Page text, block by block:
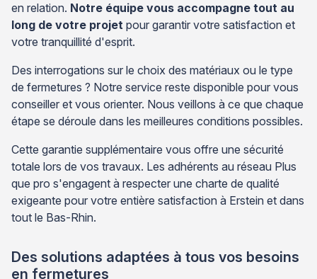
en relation. Notre équipe vous accompagne tout au
long de votre projet pour garantir votre satisfaction et
votre tranquillité d'esprit.
Des interrogations sur le choix des matériaux ou le type
de fermetures ? Notre service reste disponible pour vous
conseiller et vous orienter. Nous veillons à ce que chaque
étape se déroule dans les meilleures conditions possibles.
Cette garantie supplémentaire vous offre une sécurité
totale lors de vos travaux. Les adhérents au réseau Plus
que pro s'engagent à respecter une charte de qualité
exigeante pour votre entière satisfaction à Erstein et dans
tout le Bas-Rhin.
Des solutions adaptées à tous vos besoins
en fermetures